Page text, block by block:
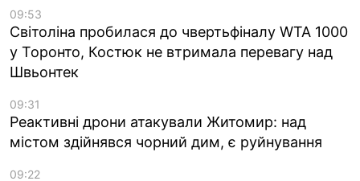
09:53
Світоліна пробилася до чвертьфіналу WTA 1000
у Торонто, Костюк не втримала перевагу над
Швьонтек
09:31
Реактивні дрони атакували Житомир: над
містом здійнявся чорний дим, є руйнування
09:22